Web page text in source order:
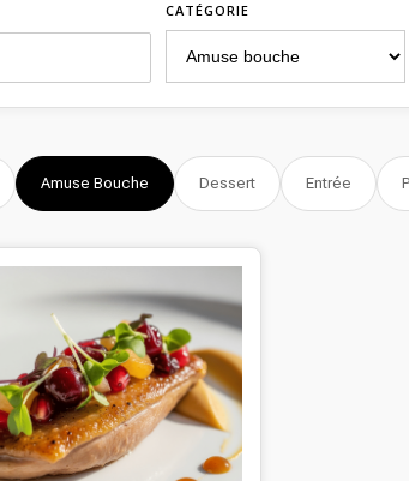
CATÉGORIE
Amuse Bouche Dessert Entrée